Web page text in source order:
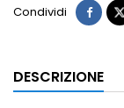
Condividi
DESCRIZIONE